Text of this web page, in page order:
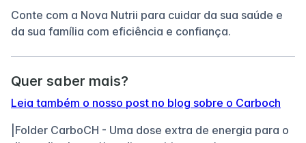
Conte com a Nova Nutrii para cuidar da sua saúde e
da sua família com eficiência e confiança.
Quer saber mais?
Leia também o nosso post no blog sobre o Carboch
|Folder CarboCH - Uma dose extra de energia para o